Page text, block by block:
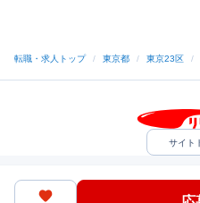
転職・求人トップ / 東京都 / 東京23区 /
サイト
中途採用をご検討の企業様
ヘルプ・